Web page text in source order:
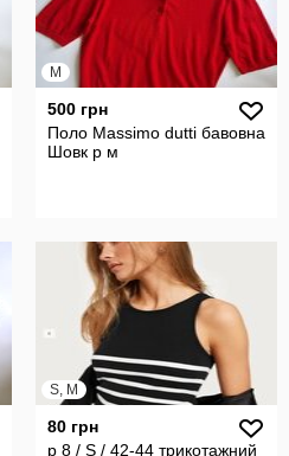
M
500 грн
Поло Massimo dutti бавовна
Шовк р м
S, M
80 грн
р 8 / S / 42-44 трикотажний